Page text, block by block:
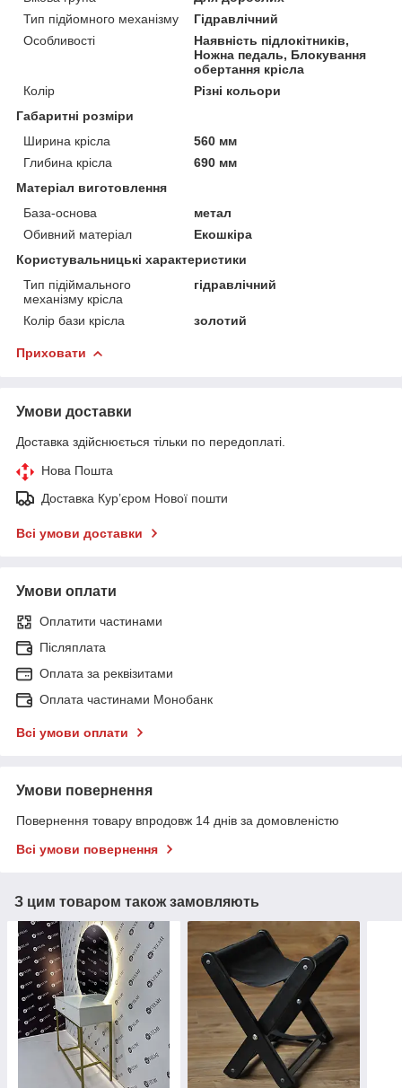
Тип підйомного механізму
Гідравлічний
Особливості
Наявність підлокітників,
Ножна педаль, Блокування
обертання крісла
Колір
Різні кольори
Габаритні розміри
Ширина крісла
560 мм
Глибина крісла
690 мм
Матеріал виготовлення
База-основа
метал
Обивний матеріал
Екошкіра
Користувальницькі характеристики
Тип підіймального
механізму крісла
гідравлічний
Колір бази крісла золотий
Приховати
Умови доставки
Доставка здійснюється тільки по передоплаті.
Нова Пошта
Доставка Курʼєром Нової пошти
Всі умови доставки
Умови оплати
Оплатити частинами
Післяплата
Оплата за реквізитами
Оплата частинами Монобанк
Всі умови оплати
Умови повернення
Повернення товару впродовж 14 днів за домовленістю
Всі умови повернення
З цим товаром також замовляють